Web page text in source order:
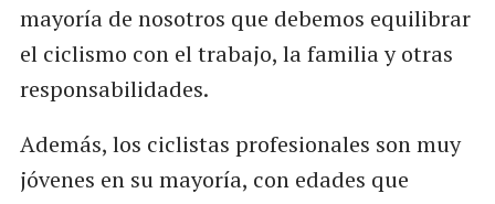
mayoría de nosotros que debemos equilibrar
el ciclismo con el trabajo, la familia y otras
responsabilidades.
Además, los ciclistas profesionales son muy
jóvenes en su mayoría, con edades que